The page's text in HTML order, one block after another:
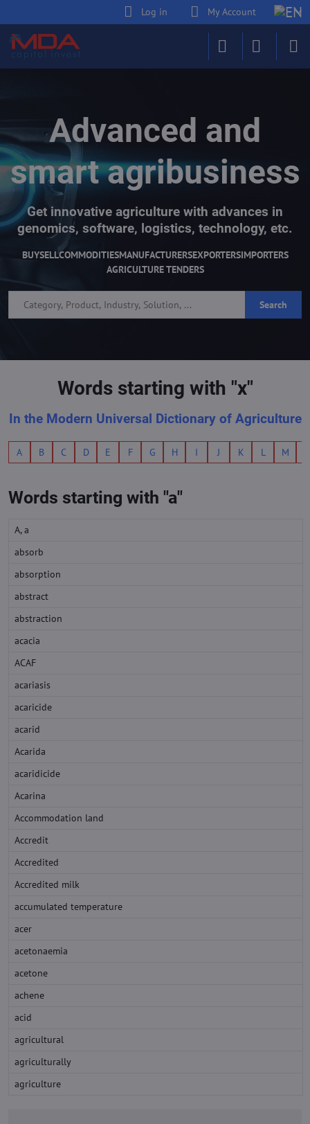
Log in My Account
Advanced and
smart agribusiness
Get innovative agriculture with advances in
genomics, software, logistics, technology, etc.
BUYSELLCOMMODITIESMANUFACTURERSEXPORTERSIMPORTERS
AGRICULTURE TENDERS
Search
Words starting with "x"
In the Modern Universal Dictionary of Agriculture
A B C D E F G H I J K L M
Words starting with "a"
A, a
absorb
absorption
abstract
abstraction
acacia
ACAF
acariasis
acaricide
acarid
Acarida
acaridicide
Acarina
Accommodation land
Accredit
Accredited
Accredited milk
accumulated temperature
acer
acetonaemia
acetone
achene
acid
agricultural
agriculturally
agriculture